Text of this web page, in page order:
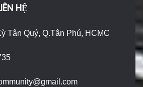
HỆ
Tân Quý, Q.Tân Phú, HCMC